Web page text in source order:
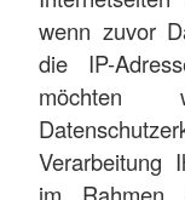
wenn zuvor
die IP-
Verarbeitung
im Rahmen